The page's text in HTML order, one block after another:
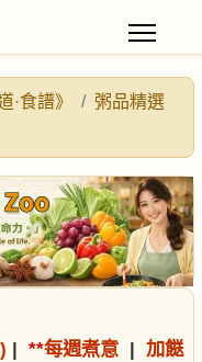
·食譜》
粥品精選
| **每週煮意 | 加餸